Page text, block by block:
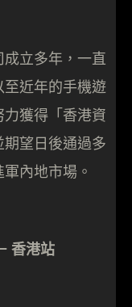
立多年，一直
近年的手機遊
獲得「香港資
望日後通過多
內地市場。
香港站